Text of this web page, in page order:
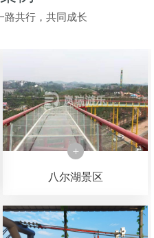
路共行，共同成长
八尔湖景区